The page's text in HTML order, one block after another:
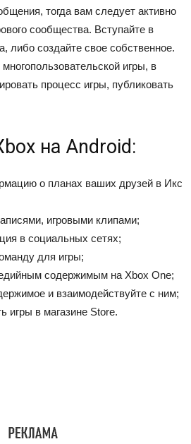
тогда вам следует активно
сообщества. Вступайте в
либо создайте свое собственное.
игры, в
процесс игры, публиковать
на Android:
о планах ваших друзей в Икс
игровыми клипами;
в социальных сетях;
для игры;
содержимым на Xbox One;
и взаимодействуйте с ним;
игры в магазине Store.